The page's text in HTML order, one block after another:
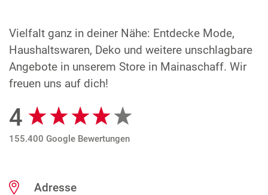
Vielfalt ganz in deiner Nähe: Entdecke Mode,
Haushaltswaren, Deko und weitere unschlagbare
Angebote in unserem Store in Mainaschaff. Wir
freuen uns auf dich!
Google Bewertungen
4
155.400 Google Bewertungen
Adresse